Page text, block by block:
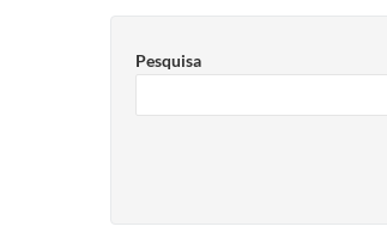
Pesquisa